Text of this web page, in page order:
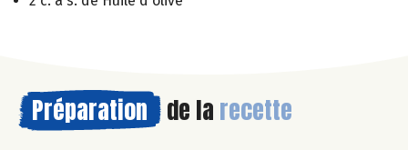
Préparation de la recette